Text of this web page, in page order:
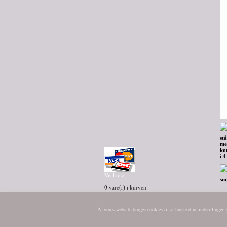
På vores website bruges cookies til at huske dine
Vis kurv
0 vare(r) i kurven
I alt
0,00 DKK
/artswedish.se/antik/galleri/shopping//